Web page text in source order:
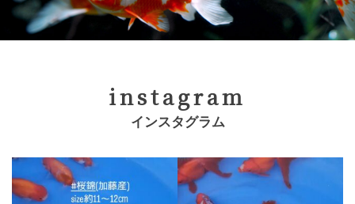
instagram
インスタグラム